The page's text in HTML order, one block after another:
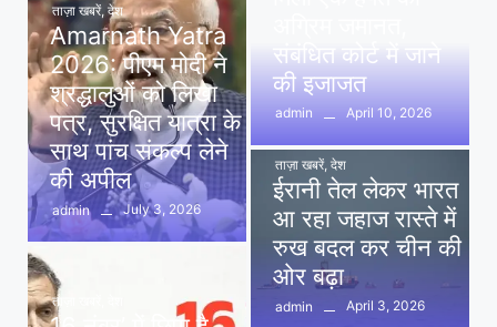
ताज़ा खबरें, देश
Amarnath Yatra
2026: पीएम मोदी ने
श्रद्धालुओं को लिखा
पत्र, सुरक्षित यात्रा के
साथ पांच संकल्प लेने
की अपील
admin July 3, 2026
ताज़ा खबरें
संबंधित कोर्ट में जाने
की इजाजत
admin April 10, 2026
ताज़ा खबरें, देश
ईरानी तेल लेकर भारत
आ रहा जहाज रास्ते में
रुख बदल कर चीन की
ओर बढ़ा
admin
April 3, 2026